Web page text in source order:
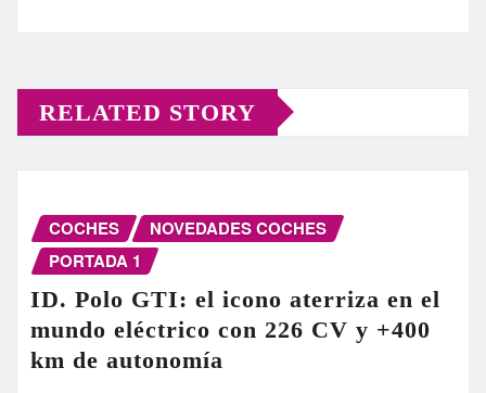
RELATED STORY
COCHES
NOVEDADES COCHES
PORTADA 1
ID. Polo GTI: el icono aterriza en el
mundo eléctrico con 226 CV y +400
km de autonomía